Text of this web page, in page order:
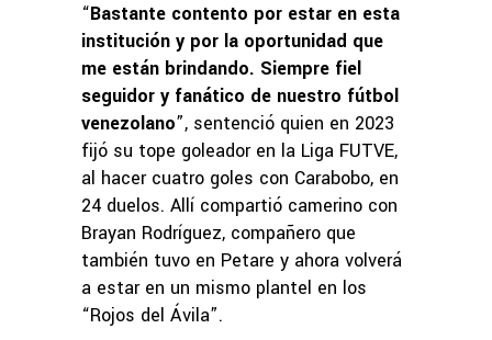
“Bastante contento por estar en esta
institución y por la oportunidad que
me están brindando. Siempre fiel
seguidor y fanático de nuestro fútbol
venezolano”, sentenció quien en 2023
fijó su tope goleador en la Liga FUTVE,
al hacer cuatro goles con Carabobo, en
24 duelos. Allí compartió camerino con
Brayan Rodríguez, compañero que
también tuvo en Petare y ahora volverá
a estar en un mismo plantel en los
“Rojos del Ávila”.